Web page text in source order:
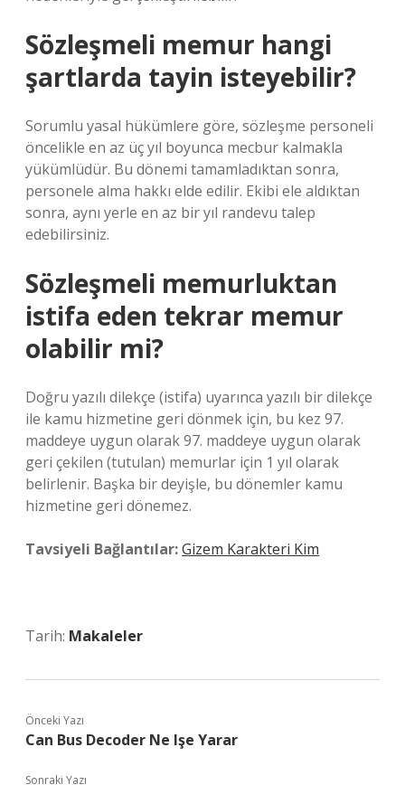
Sözleşmeli memur hangi
şartlarda tayin isteyebilir?
Sorumlu yasal hükümlere göre, sözleşme personeli
öncelikle en az üç yıl boyunca mecbur kalmakla
yükümlüdür. Bu dönemi tamamladıktan sonra,
personele alma hakkı elde edilir. Ekibi ele aldıktan
sonra, aynı yerle en az bir yıl randevu talep
edebilirsiniz.
Sözleşmeli memurluktan
istifa eden tekrar memur
olabilir mi?
Doğru yazılı dilekçe (istifa) uyarınca yazılı bir dilekçe
ile kamu hizmetine geri dönmek için, bu kez 97.
maddeye uygun olarak 97. maddeye uygun olarak
geri çekilen (tutulan) memurlar için 1 yıl olarak
belirlenir. Başka bir deyişle, bu dönemler kamu
hizmetine geri dönemez.
Tavsiyeli Bağlantılar:Gizem Karakteri Kim
Tarih: Makaleler
Önceki Yazı
Can Bus Decoder Ne Işe Yarar
Sonraki Yazı